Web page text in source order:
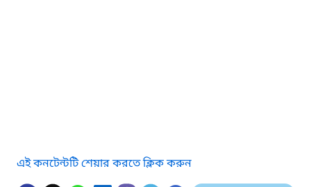
এই কনটেন্টটি শেয়ার করতে ক্লিক করুন